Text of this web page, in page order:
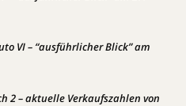
VI – “ausführlicher Blick” am
2 – aktuelle Verkaufszahlen von